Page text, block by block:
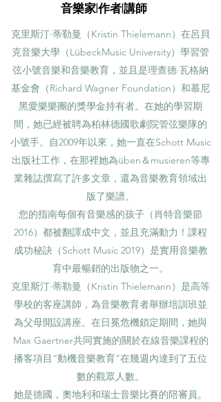
音樂家|作者|講師
克里斯汀·蒂勒曼（Kristin Thielemann）在呂貝
克音樂大學（LübeckMusic University）學習管
弦小號音樂和音樂教育，並且是理查德·瓦格納
基金會（Richard Wagner Foundation）和慕尼
黑愛樂樂團的獎學金持有者。在她的學習期
間，她已經被聘為柏林德國歌劇院管弦樂隊的
小號手。自2009年以來，她一直在Schott Music
出版社工作，在那裡她為üben＆musieren等專
業雜誌撰寫了許多文章，還為音樂教育領域出
版了樂譜。
您的指南每個有音樂感的孩子（肖特音樂節
2016）都被翻譯成中文，並且充滿動力！課程
成功秘訣（Schott Music 2019）是實用音樂教
育中最暢銷的出版物之一。
克里斯汀·蒂勒曼（Kristin Thielemann）是高等
學校的客座講師，為音樂教育者舉辦培訓班並
為父母開設講座。在日冕危機鎖定期間，她與
Max Gaertner共同實施的關於在線音樂課程的
播客項目“動機音樂教育”在幾週內達到了五位
數的觀眾人數。
她是德國，奧地利和瑞士音樂比賽的陪審員。